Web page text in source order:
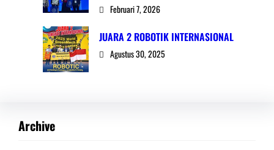
Februari 7, 2026
JUARA 2 ROBOTIK INTERNASIONAL
Agustus 30, 2025
Archive